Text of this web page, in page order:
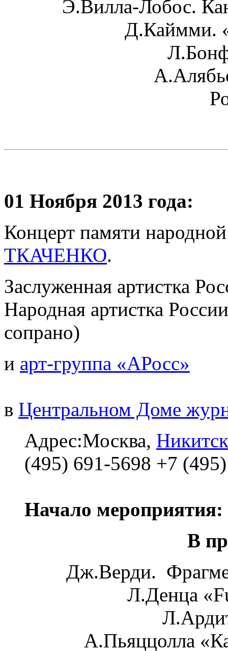
Э.Вилла-Лобос.
Д.Каймми.
01 Ноября 2013 года:
Концерт памяти
ТКАЧЕНКО.
Заслуженная артистка
Народная артистка
сопрано)
и арт-группа «АРосс»
в Центральном Доме
Адрес:Москва,
(495) 691-5698 +7
Начало мероприятия:
В
Дж.Верди.
Л.Денца
А.Пьяццолла